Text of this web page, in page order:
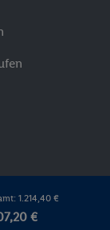
1.214,40 €
€